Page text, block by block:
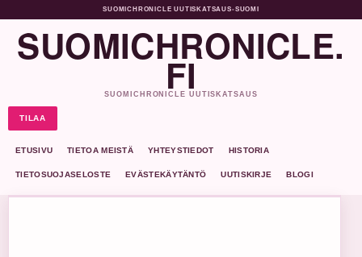
SUOMICHRONICLE UUTISKATSAUS•SUOMI
SUOMICHRONICLE.
FI
SUOMICHRONICLE UUTISKATSAUS
TILAA
ETUSIVU TIETOA MEISTÄ YHTEYSTIEDOT HISTORIA
TIETOSUOJASELOSTE EVÄSTEKÄYTÄNTÖ UUTISKIRJE BLOGI